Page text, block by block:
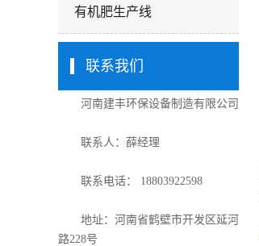
有机肥生产线
联系我们
河南建丰环保设备制造有限公司
联系人：薛经理
联系电话： 18803922598
地址：河南省鹤壁市开发区延河
路228号